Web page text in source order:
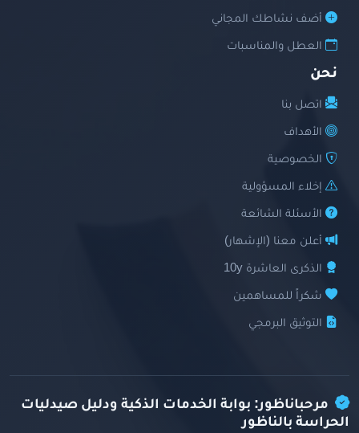
أضف نشاطك المجاني
العطل والمناسبات
نحن
اتصل بنا
الأهداف
الخصوصية
إخلاء المسؤولية
الأسئلة الشائعة
أعلن معنا (الإشهار)
الذكرى العاشرة 10y
شكراً للمساهمين
التوثيق البرمجي
مرحباناظور: بوابة الخدمات الذكية ودليل صيدليات
الحراسة بالناظور